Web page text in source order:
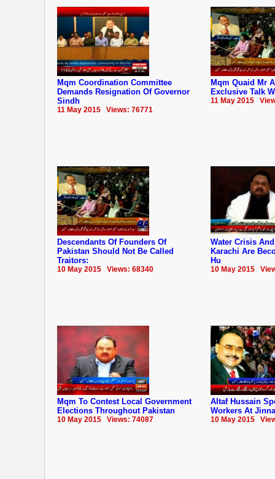
Mqm Coordination Committee
Demands Resignation Of Governor
Sindh
11 May 2015 Views: 76771
Mqm Quaid Mr
Exclusive Talk
11 May 2015
Descendants Of Founders Of
‪‎Pakistan‬ Should Not Be Called
Traitors:
10 May 2015 Views: 68340
Water Crisis
Karachi Are
Hu
10 May 2015
Mqm To Contest Local Government
Elections Throughout Pakistan
10 May 2015 Views: 74087
Altaf Hussain
Workers At
10 May 2015